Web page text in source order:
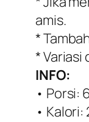
amis.
*
*
INFO:
• Porsi:
•